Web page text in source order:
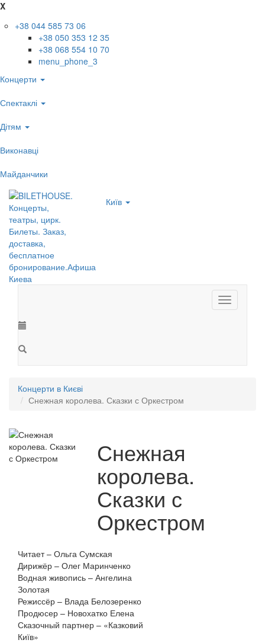
X
+38 044 585 73 06
+38 050 353 12 35
+38 068 554 10 70
menu_phone_3
Концерти
Спектаклі
Дітям
Виконавці
Майданчики
Київ
Toggle
navigation
Концерти в Києві
Снежная королева. Сказки с Оркестром
Снежная
королева.
Сказки с
Оркестром
Читает – Ольга Сумская
Дирижёр – Олег Маринченко
Водная живопись – Ангелина
Золотая
Режиссёр – Влада Белозеренко
Продюсер – Новохатко Елена
Сказочный партнер – «Казковий
Київ»